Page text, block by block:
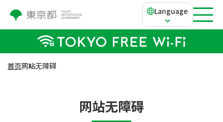
Language
首页网站无障碍
网站无障碍